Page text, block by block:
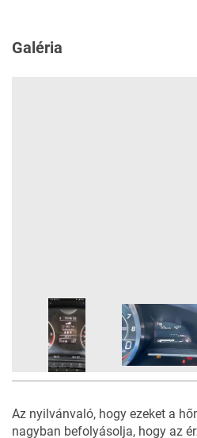
Galéria
Az nyilvánvaló, hogy ezeket a
nagyban befolyásolja, hogy az